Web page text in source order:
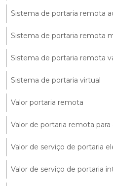
Sistema de portaria remota
Sistema de portaria remota
Sistema de portaria remota
Sistema de portaria virtual
Valor portaria remota
Valor de portaria remota
Valor de serviço de portaria
Valor de serviço de portaria